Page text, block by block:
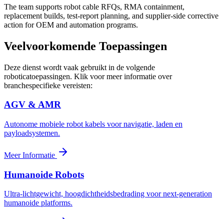
The team supports robot cable RFQs, RMA containment,
replacement builds, test-report planning, and supplier-side corrective
action for OEM and automation programs.
Veelvoorkomende Toepassingen
Deze dienst wordt vaak gebruikt in de volgende
roboticatoepassingen. Klik voor meer informatie over
branchespecifieke vereisten:
AGV & AMR
Autonome mobiele robot kabels voor navigatie, laden en
payloadsystemen.
Meer Informatie
Humanoide Robots
Ultra-lichtgewicht, hoogdichtheidsbedrading voor next-generation
humanoide platforms.